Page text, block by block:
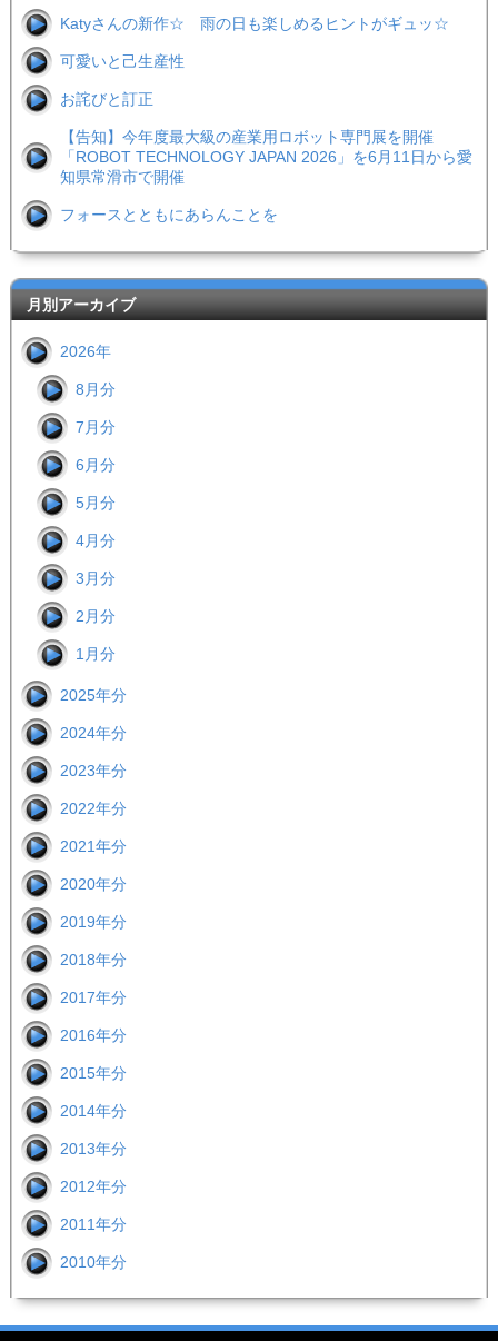
Katyさんの新作☆ 雨の日も楽しめるヒントがギュッ☆
可愛いと己生産性
お詫びと訂正
【告知】今年度最大級の産業用ロボット専門展を開催
「ROBOT TECHNOLOGY JAPAN 2026」を6月11日から愛
知県常滑市で開催
フォースとともにあらんことを
月別アーカイブ
2026年
8月分
7月分
6月分
5月分
4月分
3月分
2月分
1月分
2025年分
2024年分
2023年分
2022年分
2021年分
2020年分
2019年分
2018年分
2017年分
2016年分
2015年分
2014年分
2013年分
2012年分
2011年分
2010年分